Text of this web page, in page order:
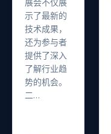
展会不仅展
示了最新的
技术成果，
还为参与者
提供了深入
了解行业趋
势的机会。
二…